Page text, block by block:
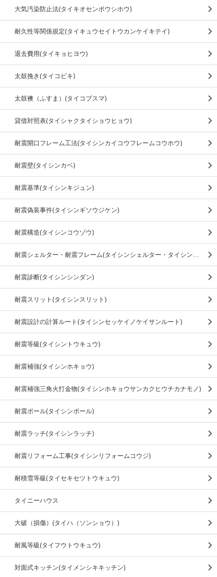
大気汚染防止法(タイキオセンボウシホウ)
耐久性等関係規定(タイキュウセイトウカンケイキテイ)
退去費用(タイキョヒヨウ)
太鼓挽き(タイコビキ)
太鼓襖（ふすま）(タイコブスマ)
貸借対照表(タイシャクタイショウヒョウ)
耐震開口フレーム工法(タイシンカイコウフレームコウホウ)
耐震壁(タイシンカベ)
耐震基準(タイシンキジュン)
耐震偽装事件(タイシンギソウジケン)
耐震構造(タイシンコウゾウ)
耐震シェルター・耐震フレーム(タイシンシェルター・タイシンフレーム)
耐震診断(タイシンシンダン)
耐震スリット(タイシンスリット)
耐震設計の計算ルート(タイシンセッケイノケイサンルート)
耐震等級(タイシントウキュウ)
耐震補強(タイシンホキョウ)
耐震補強三角火打金物(タイシンホキョウサンカクヒウチカナモノ)
耐震ポール(タイシンポール)
耐震ラッチ(タイシンラッチ)
耐震リフォーム工事(タイシンリフォームコウジ)
耐積雪等級(タイセキセツトウキュウ)
タイニーハウス
大破（損傷）(タイハ（ソンショウ）)
耐風等級(タイフウトウキュウ)
対面式キッチン(タイメンシキキッチン)